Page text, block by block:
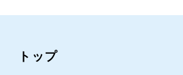
トップ